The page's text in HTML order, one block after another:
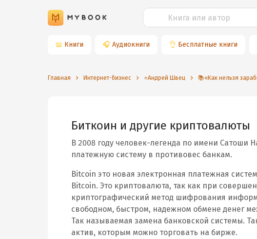
📖 Книги 🎧 Аудиокниги 👌 Бесплатные книги
Главная Интернет-бизнес ⭐️Андрей Швец 📚«Как нельзя
Биткоин и другие криптовалюты
В 2008 году человек-легенда по имени Сатоши
платежную систему в противовес банкам.
Bitcoin это новая электронная платежная
Bitcoin. Это криптовалюта, так как при
криптографический метод шифрования
свободном, быстром, надежном обмене денег
Так называемая замена банковской системы.
актив, которым можно торговать на бирже.